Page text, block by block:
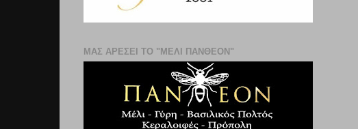
ΜΑΣ ΑΡΕΣΕΙ ΤΟ "ΜΕΛΙ ΠΑΝΘΕΟΝ"